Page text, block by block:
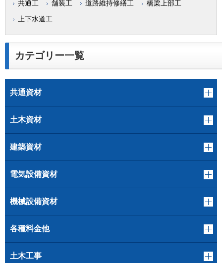
共通工 舗装工 道路維持修繕工 橋梁上部工
上下水道工
カテゴリー一覧
共通資材
土木資材
建築資材
電気設備資材
機械設備資材
各種料金他
土木工事